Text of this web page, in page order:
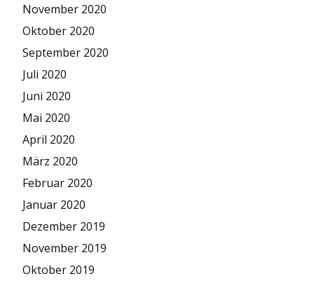
November 2020
Oktober 2020
September 2020
Juli 2020
Juni 2020
Mai 2020
April 2020
März 2020
Februar 2020
Januar 2020
Dezember 2019
November 2019
Oktober 2019